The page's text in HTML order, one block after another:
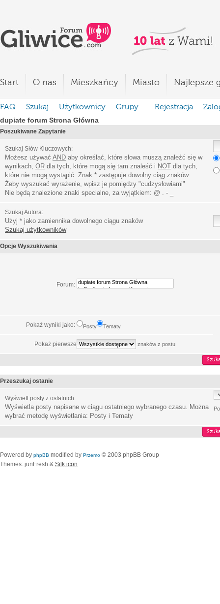
Start O nas Mieszkańcy Miasto Najlepsze
FAQ Szukaj Użytkownicy Grupy Rejestracja
dupiate forum Strona Główna
Poszukiwane Zapytanie
Szukaj Słów Kluczowych:
Możesz używać AND aby określać, które słowa muszą znaleźć się w
wynikach, OR dla tych, które mogą się tam znaleść i NOT dla tych,
które nie mogą wystąpić. Znak * zastępuje dowolny ciąg znaków.
Żeby wyszukać wyrażenie, wpisz je pomiędzy "cudzysłowiami"
Nie będą znalezione znaki specialne, za wyjątkiem: @ . - _
Szukaj Autora:
Użyj * jako zamiennika dowolnego ciągu znaków
Szukaj użytkowników
Opcje Wyszukiwania
Forum:
Pokaż wyniki jako: Posty Tematy
Pokaż pierwsze znaków z postu
Przeszukaj ostanie
Wyświetl posty z ostatnich:
Wyświetla posty napisane w ciągu ostatniego wybranego czasu. Można
wybrać metodę wyświetlania: Posty i Tematy
Powered by phpBB modified by Przemo © 2003 phpBB Group
Themes: junFresh & Silk icon